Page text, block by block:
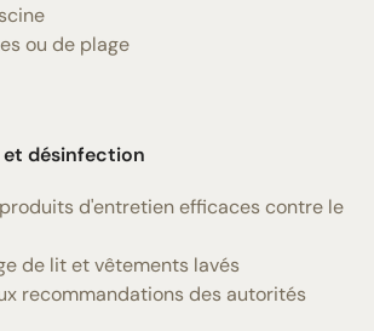
ou de plage
et désinfection
d'entretien efficaces contre le
de lit et vêtements lavés
recommandations des autorités